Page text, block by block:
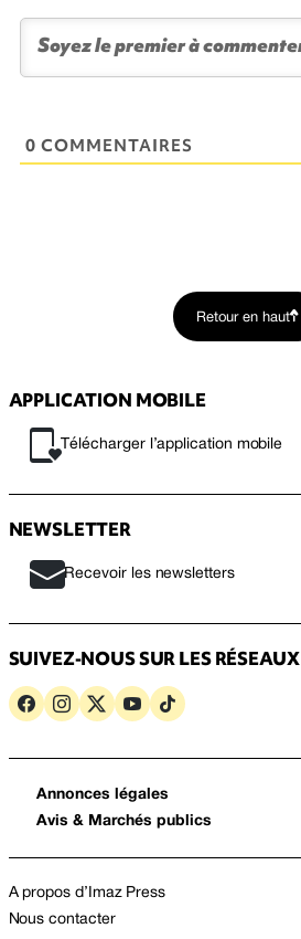
0 COMMENTAIRES
Retour en haut
APPLICATION MOBILE
Télécharger l’application mobile
NEWSLETTER
Recevoir les newsletters
SUIVEZ-NOUS SUR LES RÉSEAUX
Annonces légales
Avis & Marchés publics
A propos d’Imaz Press
Nous contacter